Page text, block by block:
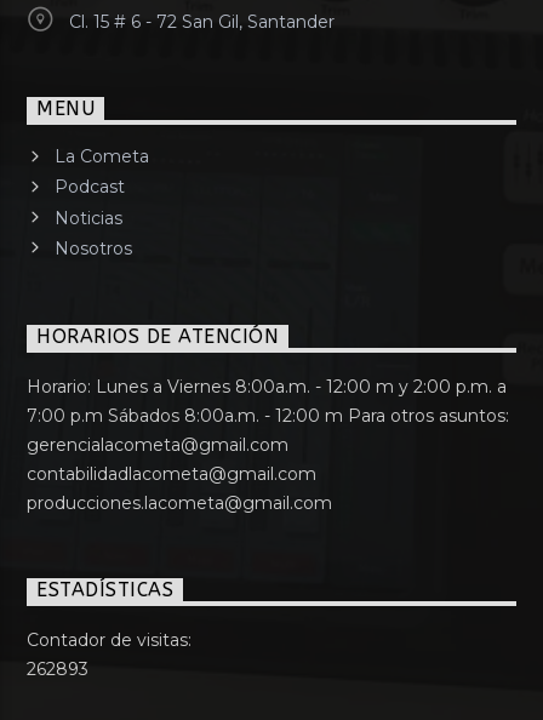
Cl. 15 # 6 - 72 San Gil, Santander
MENU
La Cometa
Podcast
Noticias
Nosotros
HORARIOS DE ATENCIÓN
Horario: Lunes a Viernes 8:00a.m. - 12:00 m y 2:00 p.m. a
7:00 p.m Sábados 8:00a.m. - 12:00 m Para otros asuntos:
gerencialacometa@gmail.com
contabilidadlacometa@gmail.com
producciones.lacometa@gmail.com
ESTADÍSTICAS
Contador de visitas:
262893